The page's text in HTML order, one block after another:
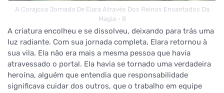
A Corajosa Jornada De Elara Através Dos Reinos Encantados Da
Magia - 8
A criatura encolheu e se dissolveu, deixando para trás uma
luz radiante. Com sua jornada completa, Elara retornou à
sua vila. Ela não era mais a mesma pessoa que havia
atravessado o portal. Ela havia se tornado uma verdadeira
heroína, alguém que entendia que responsabilidade
significava cuidar dos outros, que o trabalho em equipe